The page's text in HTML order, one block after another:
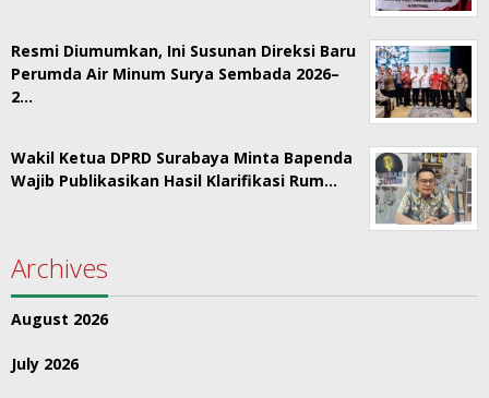
Resmi Diumumkan, Ini Susunan Direksi Baru
Perumda Air Minum Surya Sembada 2026–
2…
Wakil Ketua DPRD Surabaya Minta Bapenda
Wajib Publikasikan Hasil Klarifikasi Rum…
Archives
August 2026
July 2026